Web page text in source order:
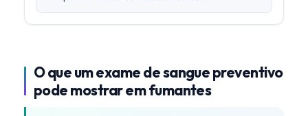
O que um exame de sangue preventivo
pode mostrar em fumantes